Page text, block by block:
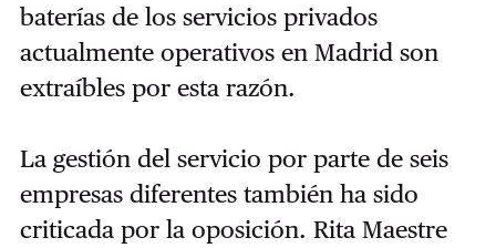
baterías de los servicios privados
actualmente operativos en Madrid son
extraíbles por esta razón.
La gestión del servicio por parte de seis
empresas diferentes también ha sido
criticada por la oposición. Rita Maestre